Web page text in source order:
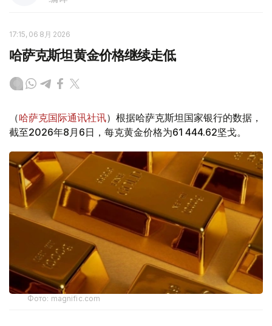
17:15, 06 8月 2026
哈萨克斯坦黄金价格继续走低
（哈萨克国际通讯社讯）根据哈萨克斯坦国家银行的数据，
截至2026年8月6日，每克黄金价格为61 444.62坚戈。
Фото: magnific.com